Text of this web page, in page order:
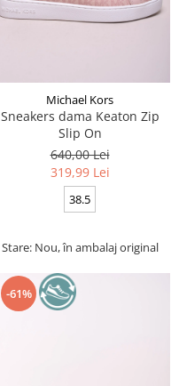
Michael Kors
Sneakers dama Keaton Zip
Slip On
640,00 Lei
319,99 Lei
38.5
Stare: Nou, în ambalaj original
-61%